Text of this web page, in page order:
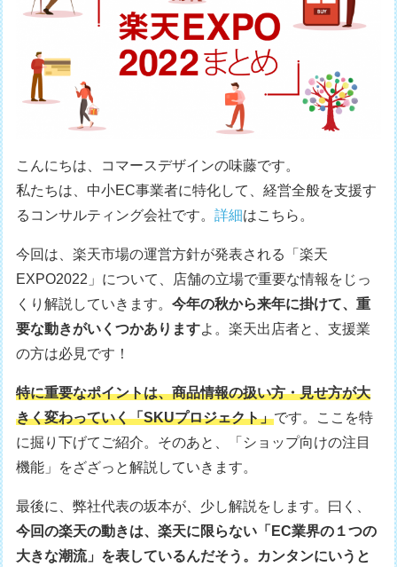
こんにちは、コマースデザインの味藤です。
私たちは、中小EC事業者に特化して、経営全般を支援す
るコンサルティング会社です。詳細はこちら。
今回は、楽天市場の運営方針が発表される「楽天
EXPO2022」について、店舗の立場で重要な情報をじっ
くり解説していきます。今年の秋から来年に掛けて、重
要な動きがいくつかありますよ。楽天出店者と、支援業
の方は必見です！
特に重要なポイントは、商品情報の扱い方・見せ方が大
きく変わっていく「SKUプロジェクト」です。ここを特
に掘り下げてご紹介。そのあと、「ショップ向けの注目
機能」をざざっと解説していきます。
最後に、弊社代表の坂本が、少し解説をします。曰く、
今回の楽天の動きは、楽天に限らない「EC業界の１つの
大きな潮流」を表しているんだそう。カンタンにいうと